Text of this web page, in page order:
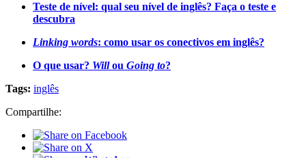
Teste de nível: qual seu nível de inglês? Faça o teste e
descubra
Linking words: como usar os conectivos em inglês?
O que usar? Willou Going to?
Tags: inglês
Compartilhe: